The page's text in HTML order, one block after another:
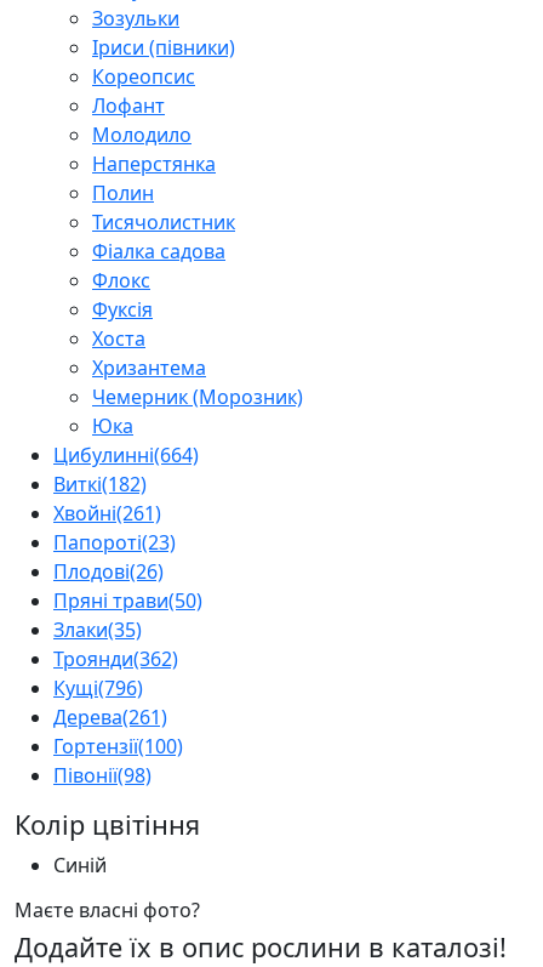
Зозульки
Іриси (півники)
Кореопсис
Лофант
Молодило
Наперстянка
Полин
Тисячолистник
Фіалка садова
Флокс
Фуксія
Хоста
Хризантема
Чемерник (Морозник)
Юка
Цибулинні(664)
Виткі(182)
Хвойні(261)
Папороті(23)
Плодові(26)
Пряні трави(50)
Злаки(35)
Троянди(362)
Кущі(796)
Дерева(261)
Гортензії(100)
Півонії(98)
Колір цвітіння
Синій
Маєте власні фото?
Додайте їх в опис рослини в каталозі!